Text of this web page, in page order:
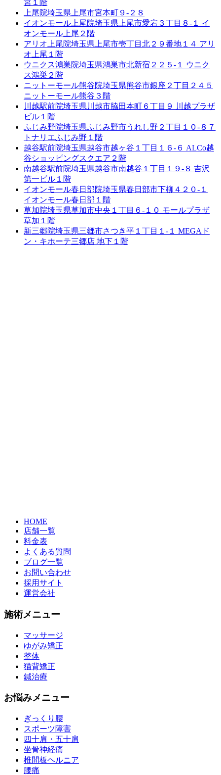
宮１階
上尾院埼玉県上尾市宮本町９-２８
イオンモール上尾院埼玉県上尾市愛宕３丁目８-１ イ
オンモール上尾２階
アリオ上尾院埼玉県上尾市壱丁目北２９番地１４ アリ
オ上尾１階
ウニクス鴻巣院埼玉県鴻巣市北新宿２２５-１ ウニク
ス鴻巣２階
ニットーモール熊谷院埼玉県熊谷市銀座２丁目２４５
ニットーモール熊谷３階
川越駅前院埼玉県川越市脇田本町６丁目９ 川越プラザ
ビル１階
ふじみ野院埼玉県ふじみ野市うれし野２丁目１０-８７
トナリエふじみ野１階
越谷駅前院埼玉県越谷市越ヶ谷１丁目１６-６ ALCo越
谷ショッピングスクエア２階
南越谷駅前院埼玉県越谷市南越谷１丁目１９-８ 吉沢
第一ビル１階
イオンモール春日部院埼玉県春日部市下柳４２０-１
イオンモール春日部１階
草加院埼玉県草加市中央１丁目６-１０ モールプラザ
草加１階
新三郷院埼玉県三郷市さつき平１丁目１-１ MEGAド
ン・キホーテ三郷店 地下１階
HOME
店舗一覧
料金表
よくある質問
ブログ一覧
お問い合わせ
採用サイト
運営会社
施術メニュー
マッサージ
ゆがみ矯正
整体
猫背矯正
鍼治療
お悩みメニュー
ぎっくり腰
スポーツ障害
四十肩・五十肩
坐骨神経痛
椎間板ヘルニア
腰痛